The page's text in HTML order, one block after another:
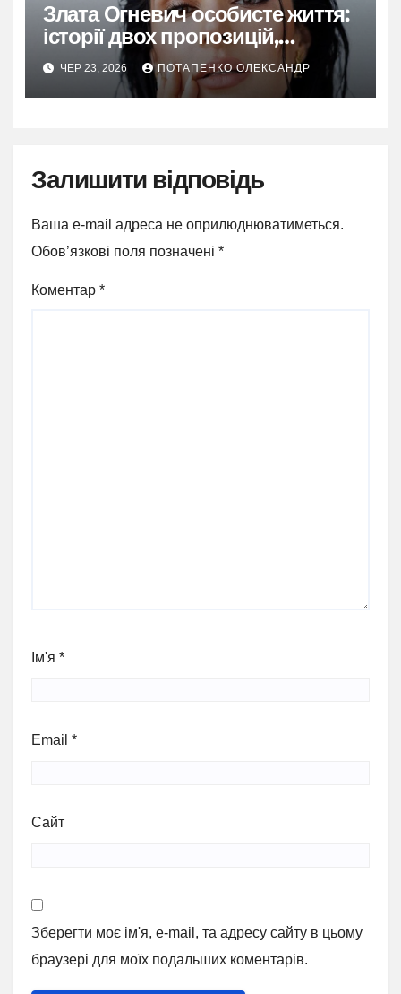
Злата Огневич особисте життя:
історії двох пропозицій,
таїландської пристрасті та
свідомого вибору себе
ЧЕР 23, 2026 ПОТАПЕНКО ОЛЕКСАНДР
Залишити відповідь
Ваша e-mail адреса не оприлюднюватиметься.
Обов’язкові поля позначені *
Коментар *
Ім'я *
Email *
Сайт
Зберегти моє ім'я, e-mail, та адресу сайту в цьому
браузері для моїх подальших коментарів.